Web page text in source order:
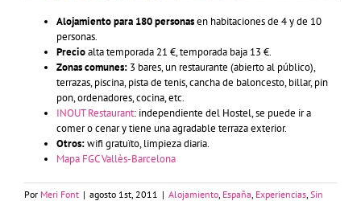
Alojamiento para 180 personasen habitaciones de 4 y de 10
personas.
Precioalta temporada 21 €, temporada baja 13 €.
Zonas comunes: 3 bares, un restaurante (abierto al público),
terrazas, piscina, pista de tenis, cancha de baloncesto, billar, pin
pon, ordenadores, cocina, etc.
INOUT Restaurant: independiente del Hostel, se puede ir a
comer o cenar y tiene una agradable terraza exterior.
Otros:wifi gratuïto, limpieza diaria.
Mapa FGC Vallès-Barcelona
Por Meri Font | agosto 1st, 2011 | Alojamiento, España, Experiencias, Sin